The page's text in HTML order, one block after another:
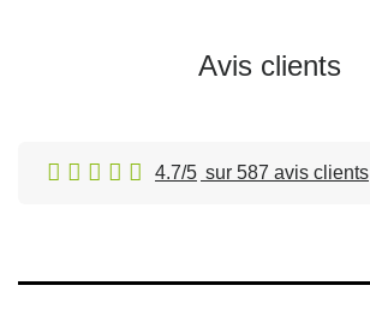
Avis clients
4.7/5 sur 587 avis clients